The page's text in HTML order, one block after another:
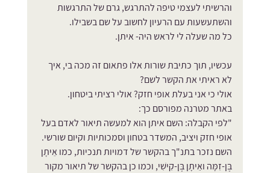
והרשיתי לעצמי טיפה להתרגש, גרם של התרגשות
והשתעשעות עם הרעיון לחשוב על שם בשבילו.
כל מה שעלה לי לראש היה- איתן.
עכשיו, תוך כתיבת שורות אלו פתאום זה מכה בי, איך
לא ראיתי את הקשר לשם?
אולי כי אני בעלת אופי חזק? אולי רציתי ביטחון.
באתר מטרנה מפורסם כך:
"לפי הקבלה: השם איתן הוא למעשה תיאור לאדם בעל
אופי חזק ויציב, המשדר בטחון וסמכותיות וקיום שורשי.
השם נזכר בתנ"ך בהקשר של דמויות תנכיות, כמו אֵיתָן
בֶּן-זִמָּה ואֵיתָן בֶּן-קִישִׁי, וכמו כן בהקשר של תיאור מקור